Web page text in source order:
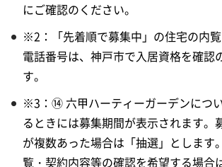
にご確認のください。
※2：「先着順で募集中」の住宅の内
電話番号は、神戸市で入居資格を確認
す。
※3：⑭ 六甲ハーティーガーデンにつ
るときには募集期間が表示されます。
が複数あった場合は「抽選」とします
覧・契約内容等の確認を希望する場合